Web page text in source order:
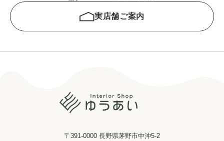
実店舗ご案内
〒391-0000 長野県茅野市中沖5-2